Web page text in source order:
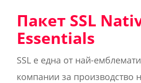
Пакет SSL
Essentials
SSL е една от най-
компании за производство